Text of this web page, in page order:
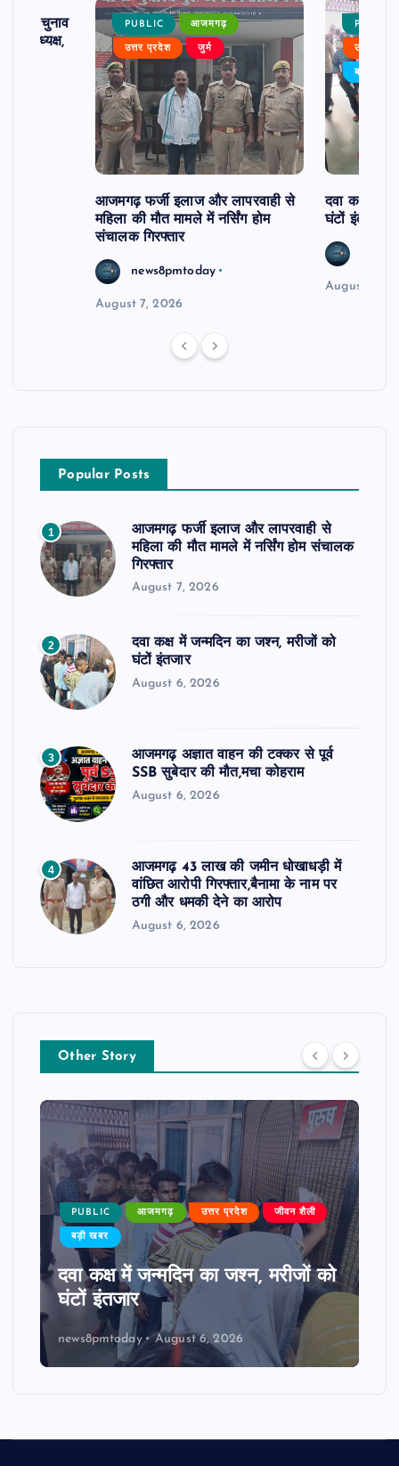
का चुनाव
बने अध्यक्ष,
PUBLIC आजमगढ़
उत्तर प्रदेश जुर्म
आजमगढ़ फर्जी इलाज और लापरवाही से
महिला की मौत मामले में नर्सिंग होम
संचालक गिरफ्तार
news8pmtoday
August 7, 2026
PUBLIC
उत्तर
बड़ी खबर
दवा कक्ष में
घंटों इंतजार
August 6,
Popular Posts
1
आजमगढ़ फर्जी इलाज और लापरवाही से
महिला की मौत मामले में नर्सिंग होम संचालक
गिरफ्तार
August 7, 2026
2
दवा कक्ष में जन्मदिन का जश्न, मरीजों को
घंटों इंतजार
August 6, 2026
3
आजमगढ़ अज्ञात वाहन की टक्कर से पूर्व
SSB सुबेदार की मौत,मचा कोहराम
August 6, 2026
4
आजमगढ़ 43 लाख की जमीन धोखाधड़ी में
वांछित आरोपी गिरफ्तार,बैनामा के नाम पर
ठगी और धमकी देने का आरोप
August 6, 2026
Other Story
PUBLIC आजमगढ़ उत्तर प्रदेश जीवन शैली
बड़ी खबर
दवा कक्ष में जन्मदिन का जश्न, मरीजों को
घंटों इंतजार
news8pmtoday August 6, 2026